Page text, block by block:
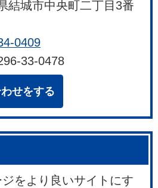
結城市中央町二丁目3番
0409
33-0478
せをする
をより良いサイトにす